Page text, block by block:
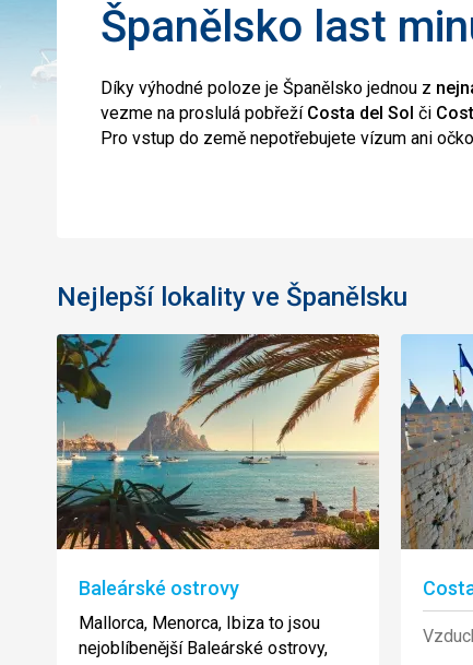
Španělsko last
Díky výhodné poloze je Španělsko jednou z
vezme na proslulá pobřeží Costa del Sol či
Pro vstup do země nepotřebujete vízum ani
Nejlepší lokality ve Španělsku
Baleárské ostrovy
Mallorca, Menorca, Ibiza to jsou
nejoblíbenější Baleárské ostrovy,